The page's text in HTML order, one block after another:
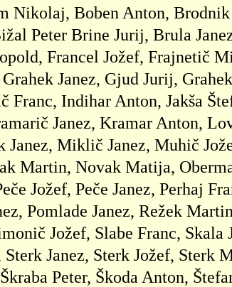
Nikolaj, Boben Anton,
Peter Brine Jurij, Brula
Francel Jožef, Frajnetič
Janez, Gjud Jurij,
Franc, Indihar Anton, Jakša
Janez, Kramar Anton,
Janez, Miklič Janez, Muhič
Martin, Novak Matija,
Jožef, Peče Janez, Perhaj
Pomlade Janez, Režek
Jožef, Slabe Franc, Skala
Janez, Sterk Jožef, Sterk
Peter, Škoda Anton,